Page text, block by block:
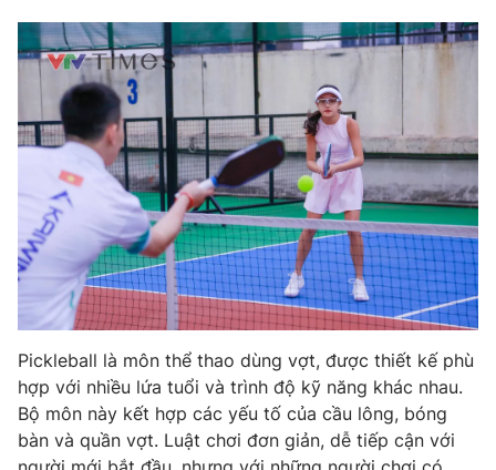
Pickleball là môn thể thao dùng vợt, được thiết kế phù
hợp với nhiều lứa tuổi và trình độ kỹ năng khác nhau.
Bộ môn này kết hợp các yếu tố của cầu lông, bóng
bàn và quần vợt. Luật chơi đơn giản, dễ tiếp cận với